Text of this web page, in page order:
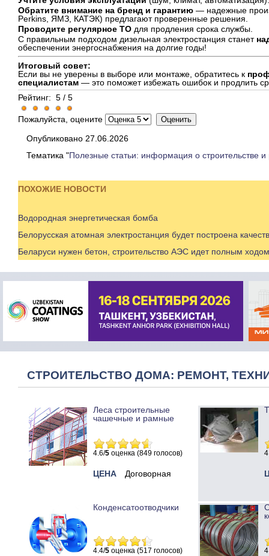
Обратите внимание на бренд и гарантию — надежные
Perkins, ЯМЗ, КАТЭК) предлагают проверенные решения.
Проводите регулярное ТО для продления срока службы.
С правильным подходом дизельная электростанция станет
обеспечении энергоснабжения на долгие годы!
Итоговый совет:
Если вы не уверены в выборе или монтаже, обратитесь к
специалистам — это поможет избежать ошибок и продлить
Рейтинг: 5 / 5
Пожалуйста, оцените
Опубликовано 27.06.2026
Тематика "Полезные статьи: информация о строительстве
ПОХОЖИЕ НОВОСТИ
Водородная энергетическая бомба
Белорусская атомная электростанция будет построена
Беларуси нужен бетон, строительство АЭС идет полным
СТРОИТЕЛЬСТВО ДОМА: РЕМОНТ,
Леса строительные
чашечные и рамные
4.6/5 оценка (849 голосов)
ЦЕНА Договорная
Конденсатоотводчики
4.4/5 оценка (517 голосов)